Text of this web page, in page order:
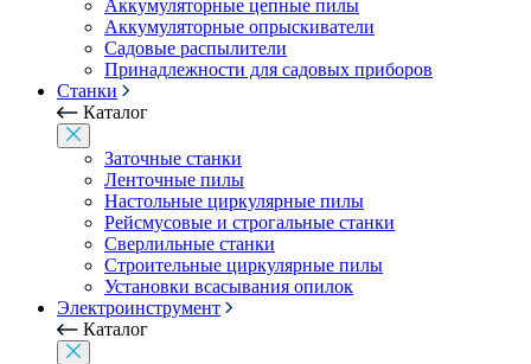
Аккумуляторные цепные пилы
Аккумуляторные опрыскиватели
Садовые распылители
Принадлежности для садовых приборов
Станки
Каталог
Заточные станки
Ленточные пилы
Настольные циркулярные пилы
Рейсмусовые и строгальные станки
Сверлильные станки
Строительные циркулярные пилы
Установки всасывания опилок
Электроинструмент
Каталог